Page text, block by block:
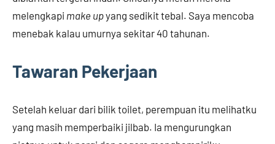
melengkapi make upyang sedikit tebal. Saya mencoba
menebak kalau umurnya sekitar 40 tahunan.
Tawaran Pekerjaan
Setelah keluar dari bilik toilet, perempuan itu melihatku
yang masih memperbaiki jilbab. Ia mengurungkan